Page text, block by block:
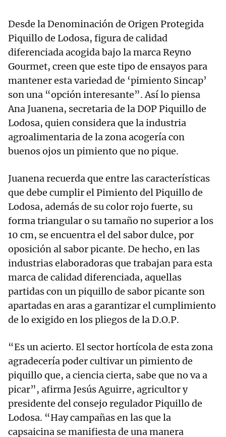
Desde la Denominación de Origen Protegida
Piquillo de Lodosa, figura de calidad
diferenciada acogida bajo la marca Reyno
Gourmet, creen que este tipo de ensayos para
mantener esta variedad de ‘pimiento Sincap’
son una “opción interesante”. Así lo piensa
Ana Juanena, secretaria de la DOP Piquillo de
Lodosa, quien considera que la industria
agroalimentaria de la zona acogería con
buenos ojos un pimiento que no pique.
Juanena recuerda que entre las características
que debe cumplir el Pimiento del Piquillo de
Lodosa, además de su color rojo fuerte, su
forma triangular o su tamaño no superior a los
10 cm, se encuentra el del sabor dulce, por
oposición al sabor picante. De hecho, en las
industrias elaboradoras que trabajan para esta
marca de calidad diferenciada, aquellas
partidas con un piquillo de sabor picante son
apartadas en aras a garantizar el cumplimiento
de lo exigido en los pliegos de la D.O.P.
“Es un acierto. El sector hortícola de esta zona
agradecería poder cultivar un pimiento de
piquillo que, a ciencia cierta, sabe que no va a
picar”, afirma Jesús Aguirre, agricultor y
presidente del consejo regulador Piquillo de
Lodosa. “Hay campañas en las que la
capsaicina se manifiesta de una manera